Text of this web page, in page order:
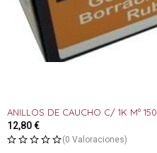
ANILLOS DE CAUCHO C/ 1K Mº 150
12,80€
(0 Valoraciones)